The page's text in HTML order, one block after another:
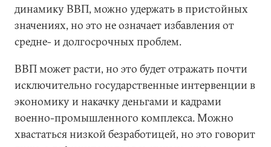
динамику ВВП, можно удержать в пристойных
значениях, но это не означает избавления от
средне- и долгосрочных проблем.
ВВП может расти, но это будет отражать почти
исключительно государственные интервенции в
экономику и накачку деньгами и кадрами
военно-промышленного комплекса. Можно
хвастаться низкой безработицей, но это говорит